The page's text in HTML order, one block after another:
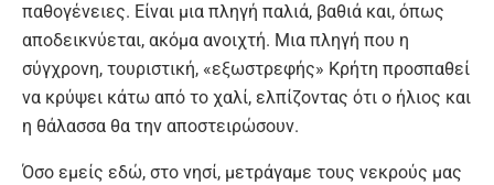
παθογένειες. Είναι μια πληγή παλιά, βαθιά και, όπως
αποδεικνύεται, ακόμα ανοιχτή. Μια πληγή που η
σύγχρονη, τουριστική, «εξωστρεφής» Κρήτη προσπαθεί
να κρύψει κάτω από το χαλί, ελπίζοντας ότι ο ήλιος και
η θάλασσα θα την αποστειρώσουν.
Όσο εμείς εδώ, στο νησί, μετράγαμε τους νεκρούς μας